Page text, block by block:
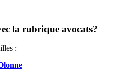
la rubrique avocats?
: